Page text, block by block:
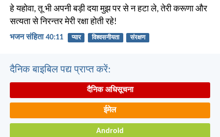
हे यहोवा, तू भी अपनी बड़ी दया मुझ पर से न हटा ले, तेरी करूणा और
सत्यता से निरन्तर मेरी रक्षा होती रहे!
भजन संहिता 40:11 प्यार विश्वसनीयता संरक्षण
दैनिक बाइबिल पद्य प्राप्त करें:
दैनिक अधिसूचना
ईमेल
Android